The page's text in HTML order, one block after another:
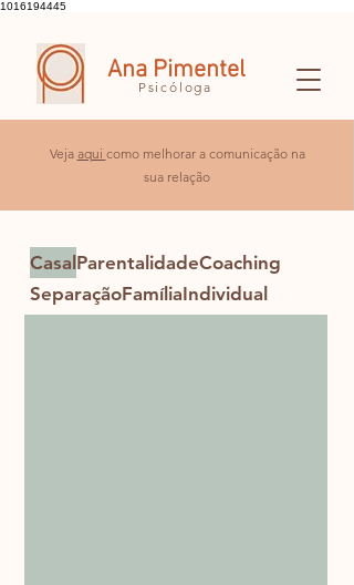
1016194445
Ana Pimentel
Psicóloga
Veja aqui como melhorar a comunicação na
sua relação
Casal ParentalidadeCoaching
SeparaçãoFamíliaIndividual